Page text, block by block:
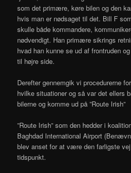
som det primære, køre bilen og den
hvis man er nødsaget til det. Bill F
skulle både kommandere,
nødvendigt. Han primære sikrings
hvad han kunne se ud af frontruden
til højre side.
Derefter gennemgik vi procedurerne
hvilke situationer og så var det ellers
bilerne og komme ud på ”Route Irish”
”Route Irish” som den hedder i
Baghdad International Airport
blev anset for at være den farligste
tidspunkt.